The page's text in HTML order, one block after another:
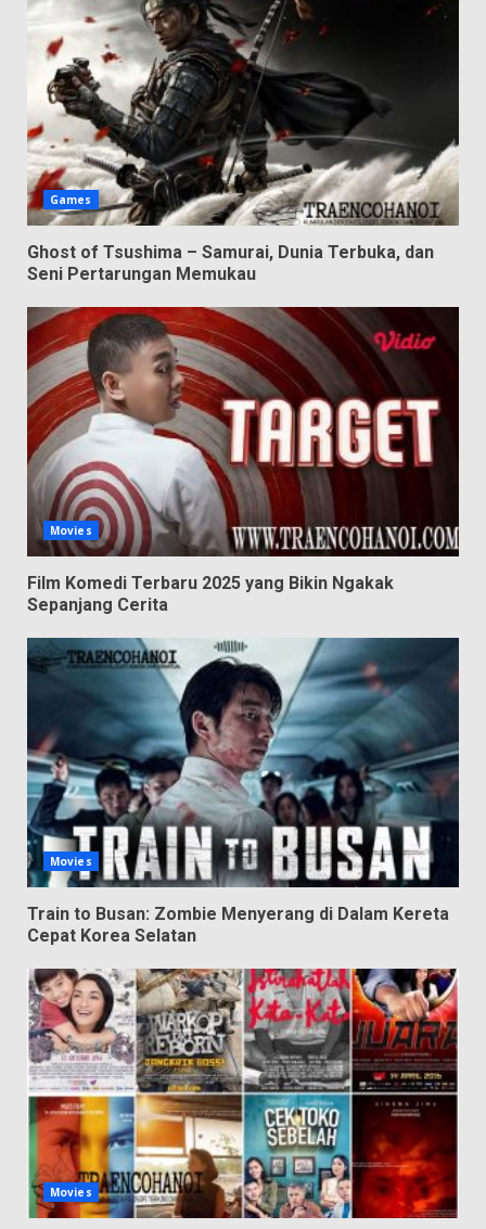
Games
Ghost of Tsushima – Samurai, Dunia Terbuka, dan
Seni Pertarungan Memukau
Movies
Film Komedi Terbaru 2025 yang Bikin Ngakak
Sepanjang Cerita
Movies
Train to Busan: Zombie Menyerang di Dalam Kereta
Cepat Korea Selatan
Movies